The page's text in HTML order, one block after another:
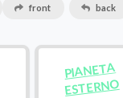
front back
PIANETA
ESTERNO